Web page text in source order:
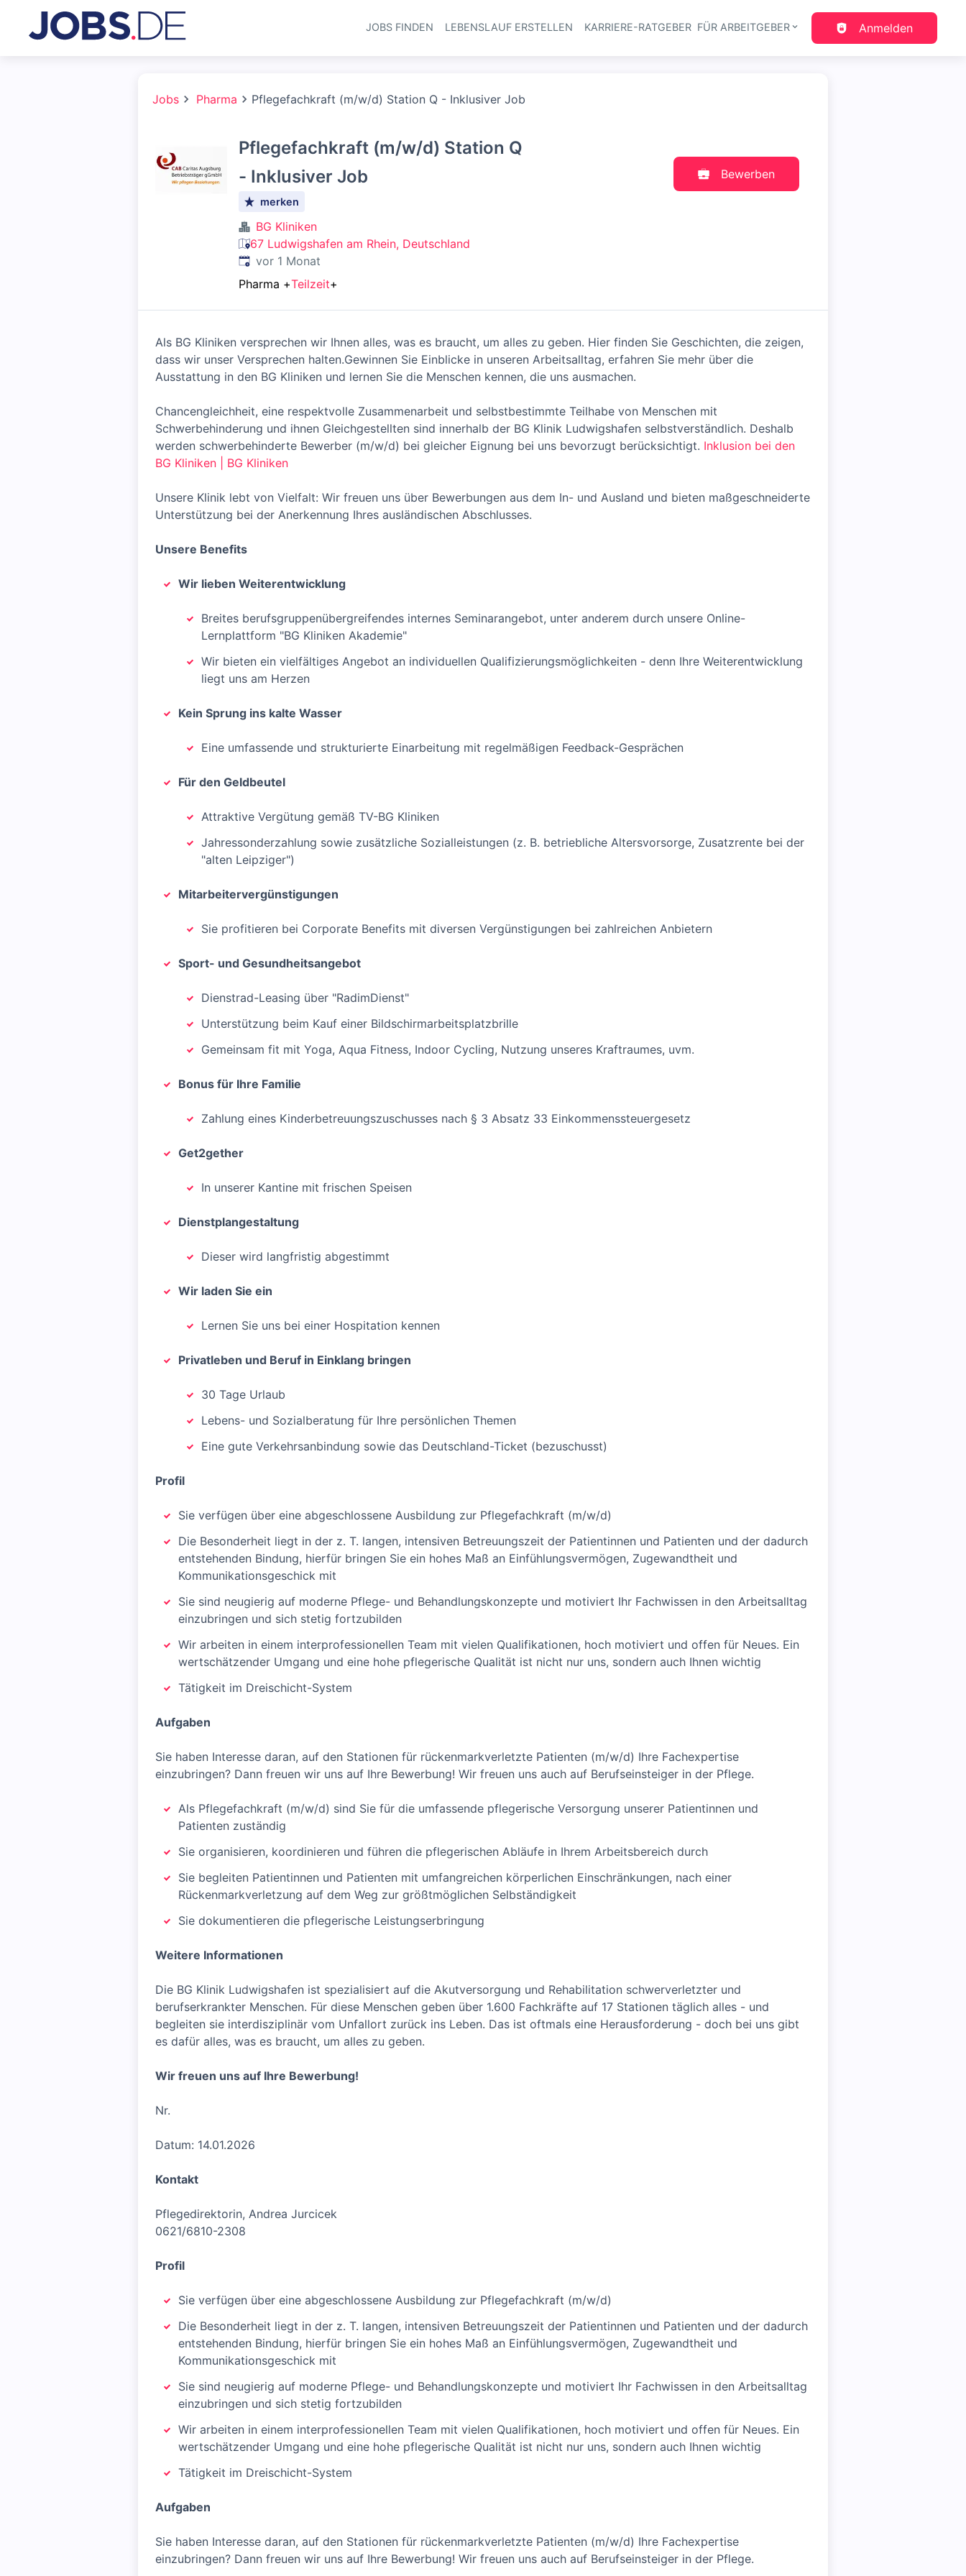
Haupt-Navigation
JOBS FINDEN LEBENSLAUF ERSTELLEN KARRIERE-RATGEBER FÜR ARBEITGEBER Anmelden
Jobs Pharma Pflegefachkraft (m/w/d) Station Q - Inklusiver Job
Pflegefachkraft (m/w/d) Station Q
- Inklusiver Job
merken
BG Kliniken
67 Ludwigshafen am Rhein, Deutschland
Veröffentlicht:
vor 1 Monat
Pharma +Teilzeit+
Bewerben
Als BG Kliniken versprechen wir Ihnen alles, was es braucht, um alles zu geben. Hier finden Sie Geschichten, die zeigen,
dass wir unser Versprechen halten.Gewinnen Sie Einblicke in unseren Arbeitsalltag, erfahren Sie mehr über die
Ausstattung in den BG Kliniken und lernen Sie die Menschen kennen, die uns ausmachen.
Chancengleichheit, eine respektvolle Zusammenarbeit und selbstbestimmte Teilhabe von Menschen mit
Schwerbehinderung und ihnen Gleichgestellten sind innerhalb der BG Klinik Ludwigshafen selbstverständlich. Deshalb
werden schwerbehinderte Bewerber (m/w/d) bei gleicher Eignung bei uns bevorzugt berücksichtigt. Inklusion bei den
BG Kliniken | BG Kliniken
Unsere Klinik lebt von Vielfalt: Wir freuen uns über Bewerbungen aus dem In- und Ausland und bieten maßgeschneiderte
Unterstützung bei der Anerkennung Ihres ausländischen Abschlusses.
Unsere Benefits
Wir lieben Weiterentwicklung
Breites berufsgruppenübergreifendes internes Seminarangebot, unter anderem durch unsere Online-
Lernplattform "BG Kliniken Akademie"
Wir bieten ein vielfältiges Angebot an individuellen Qualifizierungsmöglichkeiten - denn Ihre Weiterentwicklung
liegt uns am Herzen
Kein Sprung ins kalte Wasser
Eine umfassende und strukturierte Einarbeitung mit regelmäßigen Feedback-Gesprächen
Für den Geldbeutel
Attraktive Vergütung gemäß TV-BG Kliniken
Jahressonderzahlung sowie zusätzliche Sozialleistungen (z. B. betriebliche Altersvorsorge, Zusatzrente bei der
"alten Leipziger")
Mitarbeitervergünstigungen
Sie profitieren bei Corporate Benefits mit diversen Vergünstigungen bei zahlreichen Anbietern
Sport- und Gesundheitsangebot
Dienstrad-Leasing über "RadimDienst"
Unterstützung beim Kauf einer Bildschirmarbeitsplatzbrille
Gemeinsam fit mit Yoga, Aqua Fitness, Indoor Cycling, Nutzung unseres Kraftraumes, uvm.
Bonus für Ihre Familie
Zahlung eines Kinderbetreuungszuschusses nach § 3 Absatz 33 Einkommenssteuergesetz
Get2gether
In unserer Kantine mit frischen Speisen
Dienstplangestaltung
Dieser wird langfristig abgestimmt
Wir laden Sie ein
Lernen Sie uns bei einer Hospitation kennen
Privatleben und Beruf in Einklang bringen
30 Tage Urlaub
Lebens- und Sozialberatung für Ihre persönlichen Themen
Eine gute Verkehrsanbindung sowie das Deutschland-Ticket (bezuschusst)
Profil
Sie verfügen über eine abgeschlossene Ausbildung zur Pflegefachkraft (m/w/d)
Die Besonderheit liegt in der z. T. langen, intensiven Betreuungszeit der Patientinnen und Patienten und der dadurch
entstehenden Bindung, hierfür bringen Sie ein hohes Maß an Einfühlungsvermögen, Zugewandtheit und
Kommunikationsgeschick mit
Sie sind neugierig auf moderne Pflege- und Behandlungskonzepte und motiviert Ihr Fachwissen in den Arbeitsalltag
einzubringen und sich stetig fortzubilden
Wir arbeiten in einem interprofessionellen Team mit vielen Qualifikationen, hoch motiviert und offen für Neues. Ein
wertschätzender Umgang und eine hohe pflegerische Qualität ist nicht nur uns, sondern auch Ihnen wichtig
Tätigkeit im Dreischicht-System
Aufgaben
Sie haben Interesse daran, auf den Stationen für rückenmarkverletzte Patienten (m/w/d) Ihre Fachexpertise
einzubringen? Dann freuen wir uns auf Ihre Bewerbung! Wir freuen uns auch auf Berufseinsteiger in der Pflege.
Als Pflegefachkraft (m/w/d) sind Sie für die umfassende pflegerische Versorgung unserer Patientinnen und
Patienten zuständig
Sie organisieren, koordinieren und führen die pflegerischen Abläufe in Ihrem Arbeitsbereich durch
Sie begleiten Patientinnen und Patienten mit umfangreichen körperlichen Einschränkungen, nach einer
Rückenmarkverletzung auf dem Weg zur größtmöglichen Selbständigkeit
Sie dokumentieren die pflegerische Leistungserbringung
Weitere Informationen
Die BG Klinik Ludwigshafen ist spezialisiert auf die Akutversorgung und Rehabilitation schwerverletzter und
berufserkrankter Menschen. Für diese Menschen geben über 1.600 Fachkräfte auf 17 Stationen täglich alles - und
begleiten sie interdisziplinär vom Unfallort zurück ins Leben. Das ist oftmals eine Herausforderung - doch bei uns gibt
es dafür alles, was es braucht, um alles zu geben.
Wir freuen uns auf Ihre Bewerbung!
Nr.
Datum: 14.01.2026
Kontakt
Pflegedirektorin, Andrea Jurcicek
0621/6810-2308
Profil
Sie verfügen über eine abgeschlossene Ausbildung zur Pflegefachkraft (m/w/d)
Die Besonderheit liegt in der z. T. langen, intensiven Betreuungszeit der Patientinnen und Patienten und der dadurch
entstehenden Bindung, hierfür bringen Sie ein hohes Maß an Einfühlungsvermögen, Zugewandtheit und
Kommunikationsgeschick mit
Sie sind neugierig auf moderne Pflege- und Behandlungskonzepte und motiviert Ihr Fachwissen in den Arbeitsalltag
einzubringen und sich stetig fortzubilden
Wir arbeiten in einem interprofessionellen Team mit vielen Qualifikationen, hoch motiviert und offen für Neues. Ein
wertschätzender Umgang und eine hohe pflegerische Qualität ist nicht nur uns, sondern auch Ihnen wichtig
Tätigkeit im Dreischicht-System
Aufgaben
Sie haben Interesse daran, auf den Stationen für rückenmarkverletzte Patienten (m/w/d) Ihre Fachexpertise
einzubringen? Dann freuen wir uns auf Ihre Bewerbung! Wir freuen uns auch auf Berufseinsteiger in der Pflege.